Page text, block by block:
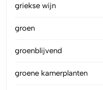
griekse wijn
groen
groenblijvend
groene kamerplanten